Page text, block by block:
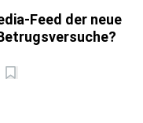
Feed der neue